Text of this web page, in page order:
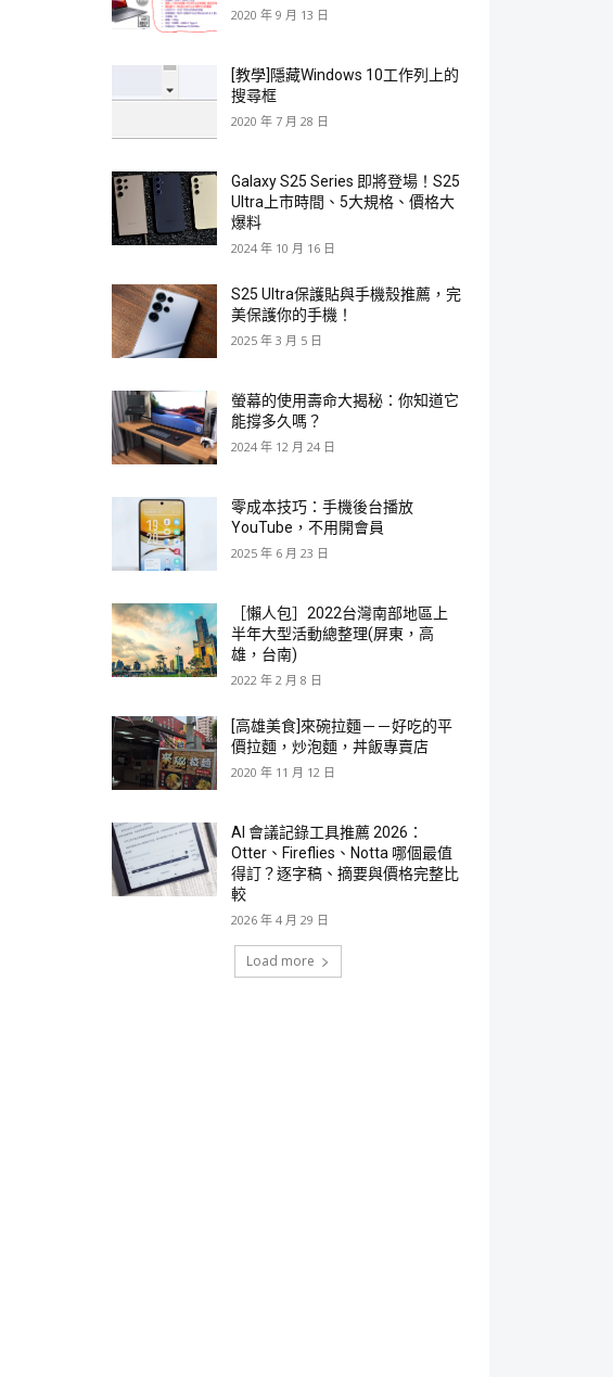
2020 年 9 月 13 日
[教學]隱藏Windows 10工作列上的
搜尋框
2020 年 7 月 28 日
Galaxy S25 Series 即將登場！S25
Ultra上市時間、5大規格、價格大
爆料
2024 年 10 月 16 日
S25 Ultra保護貼與手機殼推薦，完
美保護你的手機！
2025 年 3 月 5 日
螢幕的使用壽命大揭秘：你知道它
能撐多久嗎？
2024 年 12 月 24 日
零成本技巧：手機後台播放
YouTube，不用開會員
2025 年 6 月 23 日
［懶人包］2022台灣南部地區上
半年大型活動總整理(屏東，高
雄，台南)
2022 年 2 月 8 日
[高雄美食]來碗拉麵－－好吃的平
價拉麵，炒泡麵，丼飯專賣店
2020 年 11 月 12 日
AI 會議記錄工具推薦 2026：
Otter、Fireflies、Notta 哪個最值
得訂？逐字稿、摘要與價格完整比
較
2026 年 4 月 29 日
Load more